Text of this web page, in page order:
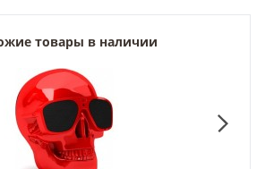
товары в наличии